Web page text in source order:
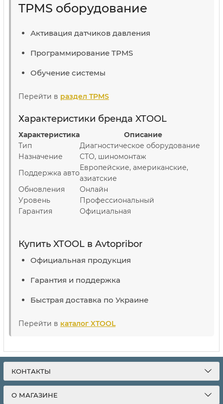
TPMS оборудование
Активация датчиков давления
Программирование TPMS
Обучение системы
Перейти в раздел TPMS
Характеристики бренда XTOOL
Характеристика
Описание
Тип
Диагностическое оборудование
Назначение
СТО, шиномонтаж
Поддержка авто
Европейские, американские,
азиатские
Обновления
Онлайн
Уровень
Профессиональный
Гарантия
Официальная
Купить XTOOL в Avtopribor
Официальная продукция
Гарантия и поддержка
Быстрая доставка по Украине
Перейти в каталог XTOOL
КОНТАКТЫ
О МАГАЗИНЕ